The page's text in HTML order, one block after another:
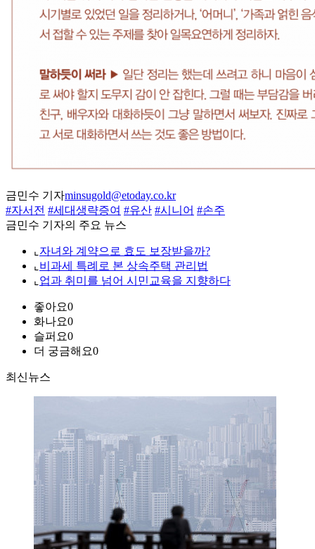
금민수 기자minsugold@etoday.co.kr
#자서전 #세대생략증여 #유산 #시니어 #손주
금민수 기자의 주요 뉴스
⌞ 자녀와 계약으로 효도 보장받을까?
⌞ 비과세 특례로 본 상속주택 관리법
⌞ 업과 취미를 넘어 시민교육을 지향하다
좋아요0
화나요0
슬퍼요0
더 궁금해요0
최신뉴스